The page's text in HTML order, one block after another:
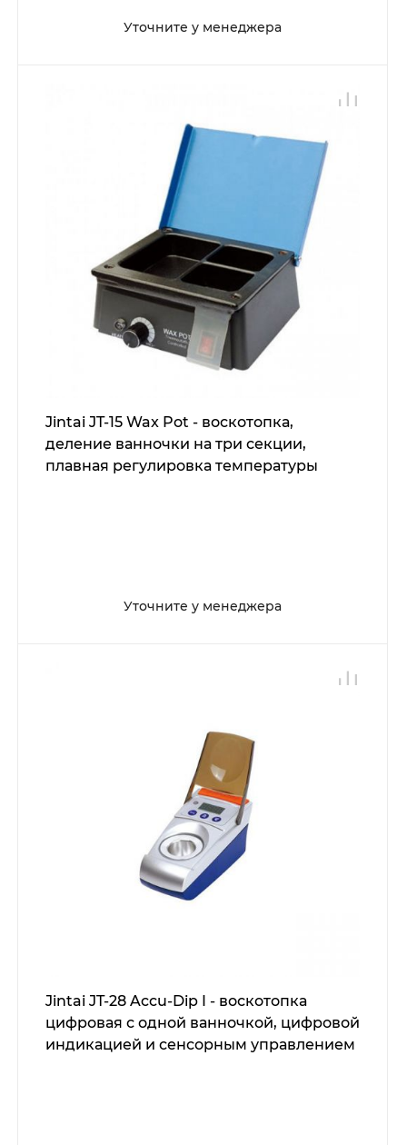
Уточните у менеджера
Jintai JT-15 Wax Pot - воскотопка,
деление ванночки на три секции,
плавная регулировка температуры
Уточните у менеджера
Jintai JT-28 Accu-Dip I - воскотопка
цифровая с одной ванночкой, цифровой
индикацией и сенсорным управлением